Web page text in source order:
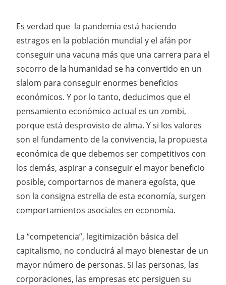
Es verdad que la pandemia está haciendo
estragos en la población mundial y el afán por
conseguir una vacuna más que una carrera para el
socorro de la humanidad se ha convertido en un
slalom para conseguir enormes beneficios
económicos. Y por lo tanto, deducimos que el
pensamiento económico actual es un zombi,
porque está desprovisto de alma. Y si los valores
son el fundamento de la convivencia, la propuesta
económica de que debemos ser competitivos con
los demás, aspirar a conseguir el mayor beneficio
posible, comportarnos de manera egoísta, que
son la consigna estrella de esta economía, surgen
comportamientos asociales en economía.
La “competencia”, legitimización básica del
capitalismo, no conducirá al mayo bienestar de un
mayor número de personas. Si las personas, las
corporaciones, las empresas etc persiguen su